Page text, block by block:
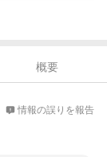
概要
情報の誤りを報告